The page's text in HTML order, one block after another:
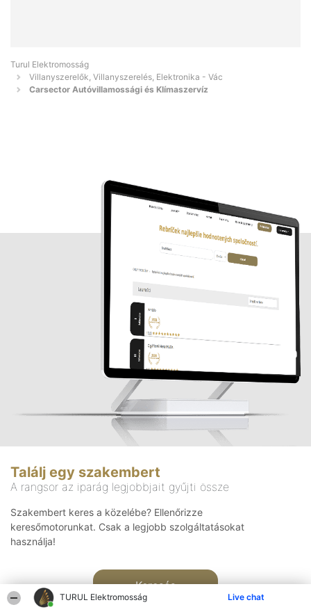
TURUL Elektromosság Live chat
Turul Elektromosság
Villanyszerelők, Villanyszerelés, Elektronika - Vác
Carsector Autóvillamossági és Klímaszervíz
Találj egy szakembert
A rangsor az iparág legjobbjait gyűjti össze
Szakembert keres a közelébe? Ellenőrizze
keresőmotorunkat. Csak a legjobb szolgáltatásokat
használja!
Keresés